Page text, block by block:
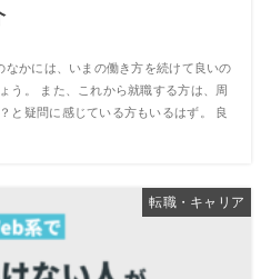
かには、いまの働き方を続けて良いの
う。 また、これから就職する方は、周
と疑問に感じている方もいるはず。 良
転職・キャリア